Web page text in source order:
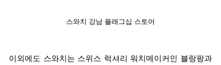
스와치 강남 플래그십 스토어
이외에도 스와치는 스위스 럭셔리 워치메이커인 블랑팡과